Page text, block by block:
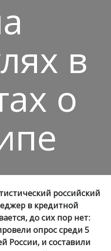
в
о
российский
в кредитной
до сих пор нет:
опрос среди 5
России, и составили